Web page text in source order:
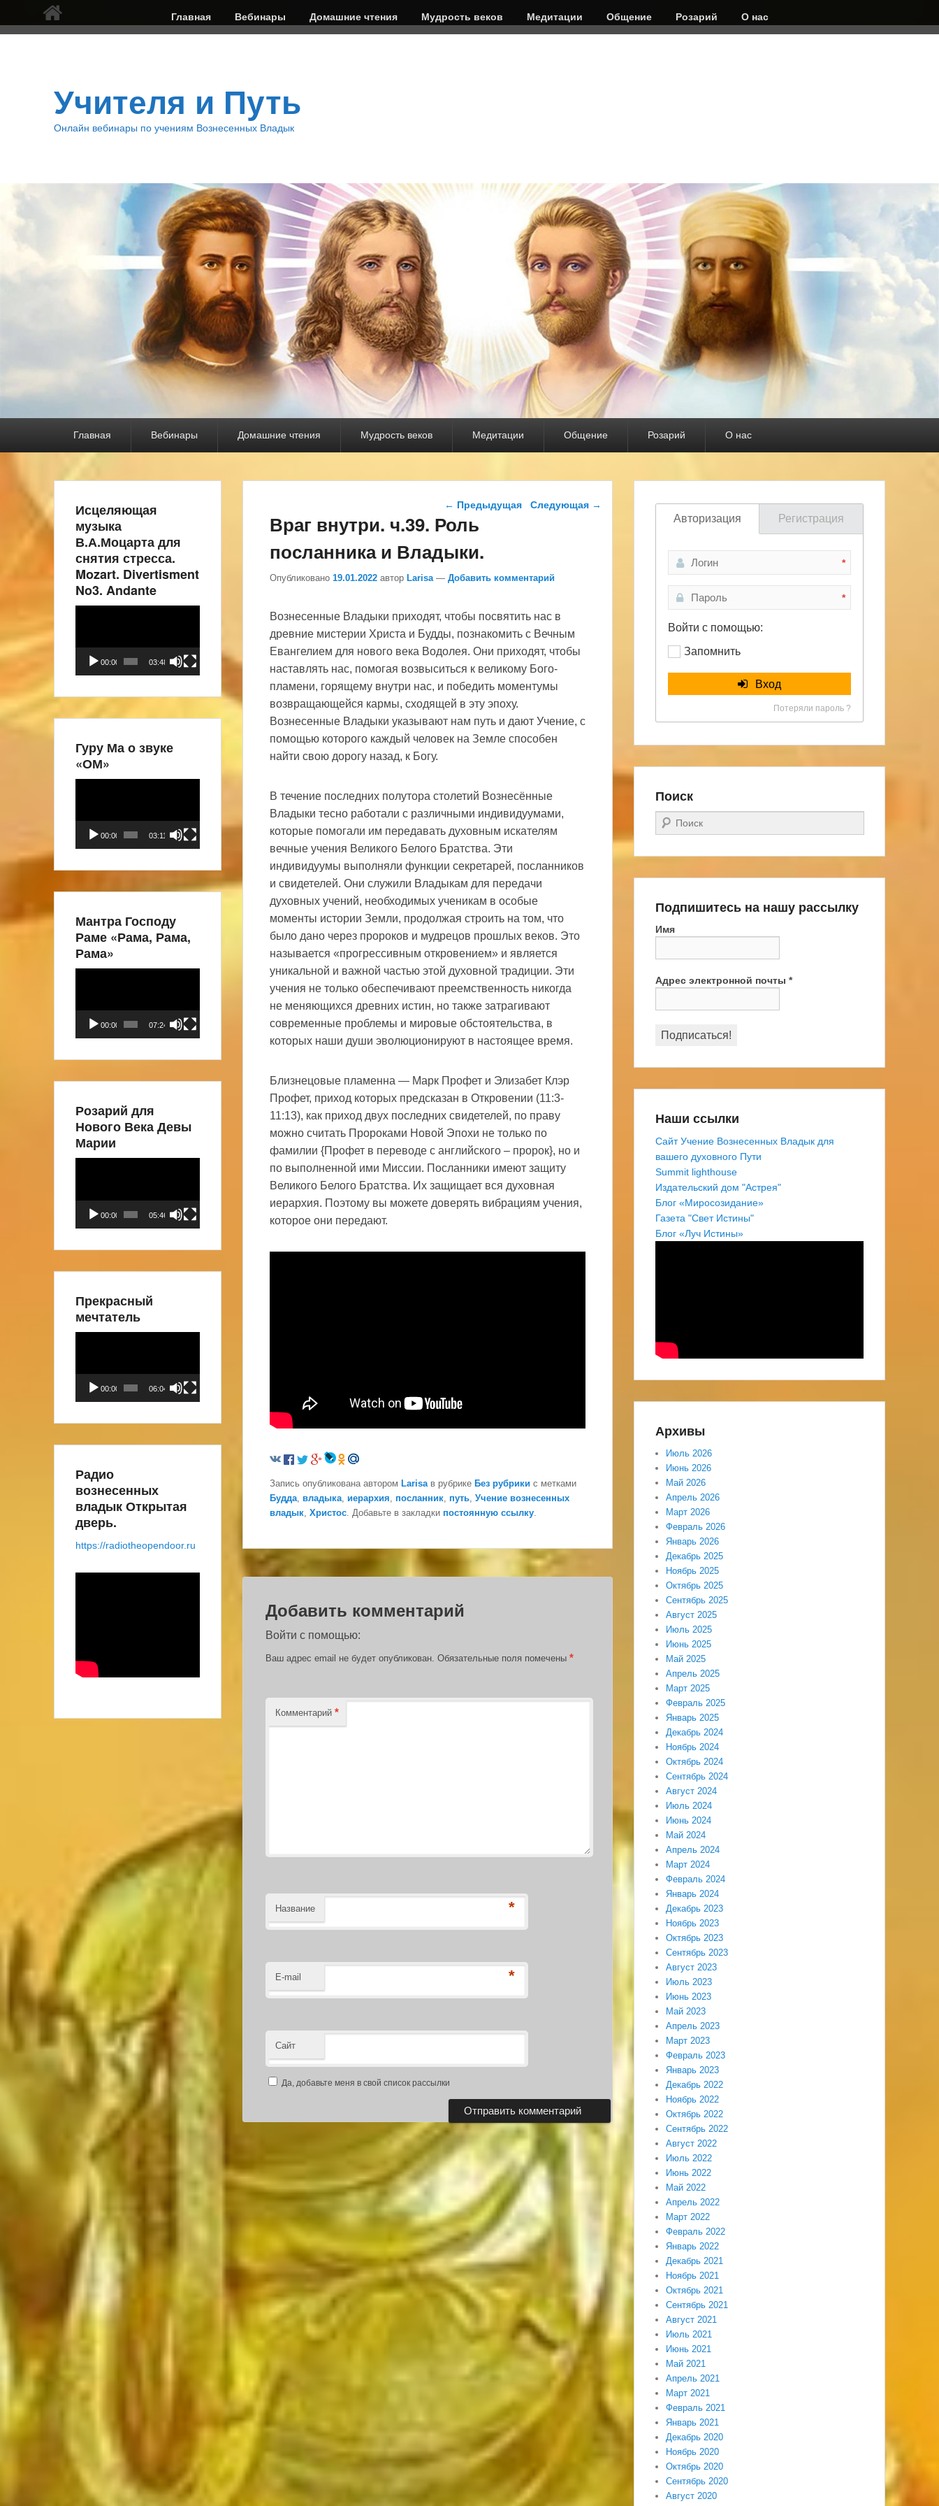
Верхнее
меню
Главная Вебинары Домашние чтения Мудрость веков Медитации Общение Розарий О нас
Учителя и Путь
Онлайн вебинары по учениям Вознесенных Владык
Главная Вебинары Домашние чтения Мудрость веков Медитации Общение Розарий О нас
Навигация по записям
← Предыдущая Следующая →
Враг внутри. ч.39. Роль
посланника и Владыки.
Опубликовано 19.01.2022 автор Larisa — Добавить комментарий
Вознесенные Владыки приходят, чтобы посвятить нас в
древние мистерии Христа и Будды, познакомить с Вечным
Евангелием для нового века Водолея. Они приходят, чтобы
наставлять нас, помогая возвыситься к великому Бого-
пламени, горящему внутри нас, и победить моментумы
возвра­щающейся кармы, сходящей в эту эпоху.
Вознесенные Владыки указывают нам путь и дают Учение, с
помощью которого каждый человек на Земле способен
найти свою дорогу назад, к Богу.
В течение последних полутора столетий Вознесённые
Владыки тесно работали с различными индивидуумами,
которые помогали им передавать духовным искателям
вечные учения Великого Белого Братства. Эти
индивидуумы выполняли функции секретарей, посланников
и свидетелей. Они служили Владыкам для передачи
духовных учений, необходимых ученикам в особые
моменты истории Земли, продолжая строить на том, что
было дано через пророков и мудрецов прошлых веков. Это
называется «прогрессивным откровением» и является
уникальной и важной частью этой духовной традиции. Эти
учения не только обеспечивают преемственность никогда
не меняющихся древних истин, но также затрагивают
современные проблемы и мировые обстоятельства, в
которых наши души эволюционируют в настоящее время.
Близнецовые пламенна — Марк Профет и Элизабет Клэр
Профет, приход которых предсказан в Откровении (11:3-
11:13), как приход двух последних свидетелей, по праву
можно считать Пророками Новой Эпохи не только по
фамилии {Профет в переводе с английского – пророк}, но и
по выполненной ими Миссии. Посланники имеют защиту
Великого Белого Братства. Их защищает вся духовная
иерархия. Поэтому вы можете доверять вибрациям учения,
которое они передают.
Запись опубликована автором Larisaв рубрике Без рубрики с метками
Будда, владыка, иерархия, посланник, путь, Учение вознесенных
владык, Христос. Добавьте в закладки постоянную ссылку.
Добавить комментарий
Войти с помощью:
Ваш адрес email не будет опубликован. Обязательные поля помечены *
Комментарий *
Название *
E-mail *
Сайт
Да, добавьте меня в свой список рассылки
Авторизация Регистрация
*
*
Войти с помощью:
Запомнить
Вход
Потеряли пароль ?
Поиск
Поиск
Подпишитесь на нашу рассылку
Имя
Адрес электронной почты *
Наши ссылки
Сайт Учение Вознесенных Владык для
вашего духовного Пути
Summit lighthouse
Издательский дом "Астрея"
Блог «Миросозидание»
Газета "Свет Истины"
Блог «Луч Истины»
Архивы
Июль 2026
Июнь 2026
Май 2026
Апрель 2026
Март 2026
Февраль 2026
Январь 2026
Декабрь 2025
Ноябрь 2025
Октябрь 2025
Сентябрь 2025
Август 2025
Июль 2025
Июнь 2025
Май 2025
Апрель 2025
Март 2025
Февраль 2025
Январь 2025
Декабрь 2024
Ноябрь 2024
Октябрь 2024
Сентябрь 2024
Август 2024
Июль 2024
Июнь 2024
Май 2024
Апрель 2024
Март 2024
Февраль 2024
Январь 2024
Декабрь 2023
Ноябрь 2023
Октябрь 2023
Сентябрь 2023
Август 2023
Июль 2023
Июнь 2023
Май 2023
Апрель 2023
Март 2023
Февраль 2023
Январь 2023
Декабрь 2022
Ноябрь 2022
Октябрь 2022
Сентябрь 2022
Август 2022
Июль 2022
Июнь 2022
Май 2022
Апрель 2022
Март 2022
Февраль 2022
Январь 2022
Декабрь 2021
Ноябрь 2021
Октябрь 2021
Сентябрь 2021
Август 2021
Июль 2021
Июнь 2021
Май 2021
Апрель 2021
Март 2021
Февраль 2021
Январь 2021
Декабрь 2020
Ноябрь 2020
Октябрь 2020
Сентябрь 2020
Август 2020
Исцеляющая
музыка
В.А.Моцарта для
снятия стресса.
Mozart. Divertisment
No3. Andante
00:00 03:48
Гуру Ма о звуке
«ОМ»
00:00 03:11
Мантра Господу
Раме «Рама, Рама,
Рама»
00:00 07:24
Розарий для
Нового Века Девы
Марии
00:00 05:46
Прекрасный
мечтатель
00:00 06:04
Радио
вознесенных
владык Открытая
дверь.
https://radiotheopendoor.ru